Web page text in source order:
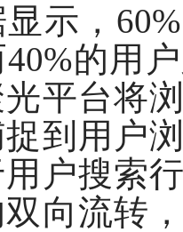
示，
的用
平台将
到用户
户搜索
向流转